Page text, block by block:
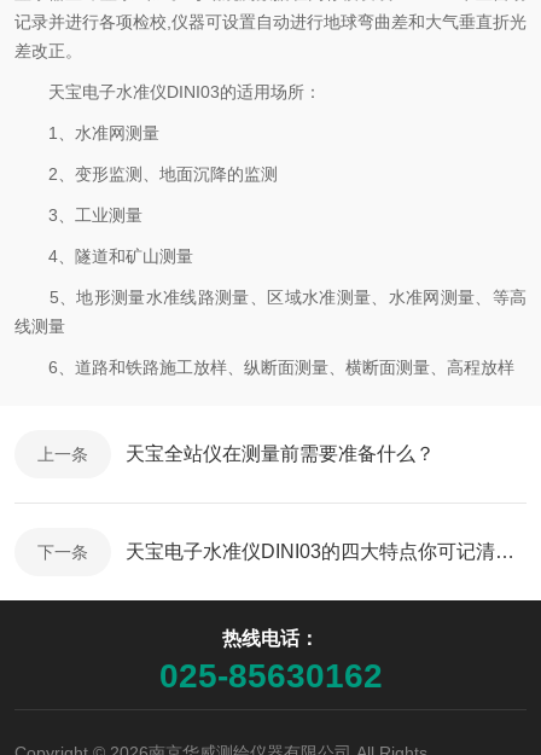
记录并进行各项检校,仪器可设置自动进行地球弯曲差和大气垂直折光
差改正。
天宝电子水准仪DINI03的适用场所：
1、水准网测量
2、变形监测、地面沉降的监测
3、工业测量
4、隧道和矿山测量
5、地形测量水准线路测量、区域水准测量、水准网测量、等高
线测量
6、道路和铁路施工放样、纵断面测量、横断面测量、高程放样
上一条 天宝全站仪在测量前需要准备什么？
下一条 天宝电子水准仪DINI03的四大特点你可记清楚了？
热线电话：
025-85630162